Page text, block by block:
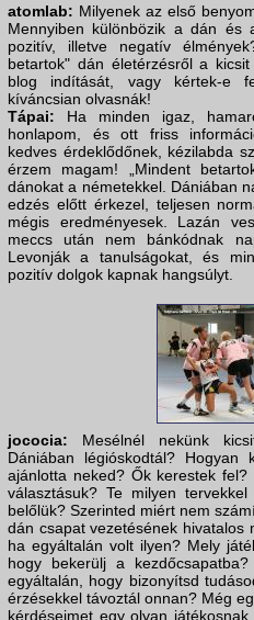
atomlab: Milyenek az első
Mennyiben különbözik a dán és
pozitív, illetve negatív
betartok" dán életérzésről a
blog indítását, vagy kértek-e
kíváncsian olvasnák!
Tápai: Ha minden igaz,
honlapom, és ott friss
kedves érdeklődőnek, kézilabda
érzem magam! „Mindent
dánokat a németekkel. Dániában
edzés előtt érkezel, teljesen
mégis eredményesek. Lazán
meccs után nem bánkódnak
Levonják a tanulságokat, és
pozitív dolgok kapnak hangsúlyt.
jococia: Mesélnél nekünk
Dániában légióskodtál?
ajánlotta neked? Ők kerestek
választásuk? Te milyen
belőlük? Szerinted miért nem
dán csapat vezetésének hivatalos
ha egyáltalán volt ilyen? Mely
hogy bekerülj a
egyáltalán, hogy bizonyítsd
érzésekkel távoztál onnan? Még
kérdéseimet egy olyan